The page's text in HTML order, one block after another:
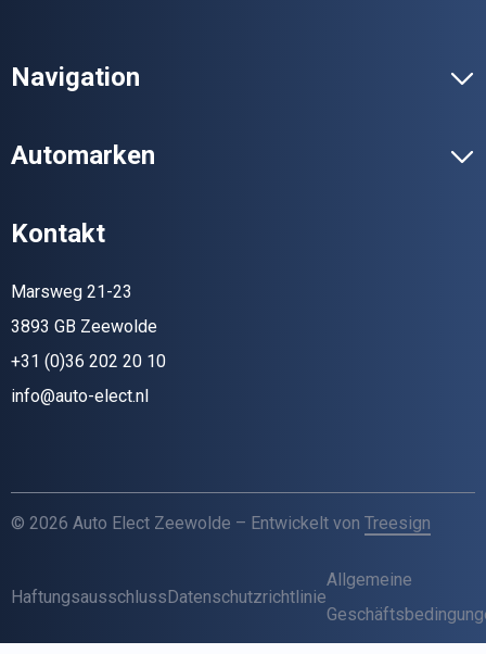
Navigation
Automarken
Kontakt
Marsweg 21-23
3893 GB Zeewolde
+31 (0)36 202 20 10
info@auto-elect.nl
© 2026 Auto Elect Zeewolde – Entwickelt von Treesign
Haftungsausschluss Datenschutzrichtlinie
Allgemeine